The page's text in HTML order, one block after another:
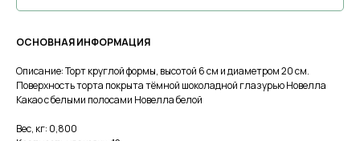
ОСНОВНАЯ ИНФОРМАЦИЯ
Описание: Торт круглой формы, высотой 6 см и диаметром 20 см.
Поверхность торта покрыта тёмной шоколадной глазурью Новелла
Какао с белыми полосами Новелла белой
Вес, кг: 0,800